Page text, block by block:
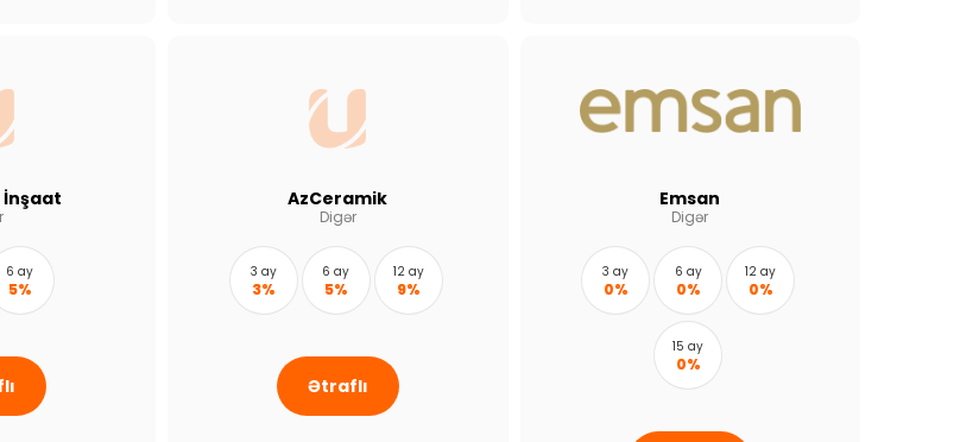
İnşaat
6 ay
5%
AzCeramik
Digər
3 ay
3%
6 ay
5%
12 ay
9%
Ətraflı
Emsan
Digər
3 ay
0%
6 ay
0%
12 ay
0%
15 ay
0%